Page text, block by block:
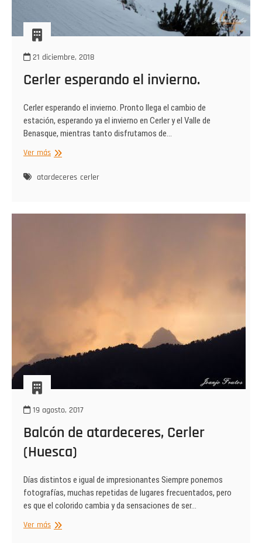
21 diciembre, 2018
Cerler esperando el invierno.
Cerler esperando el invierno. Pronto llega el cambio de
estación, esperando ya el invierno en Cerler y el Valle de
Benasque, mientras tanto disfrutamos de…
Ver másCerler
el
atardeceres cerler
19 agosto, 2017
Balcón de atardeceres, Cerler
(Huesca)
Días distintos e igual de impresionantes Siempre ponemos
fotografías, muchas repetidas de lugares frecuentados, pero
es que el colorido cambia y da sensaciones de ser…
Ver másBalcón